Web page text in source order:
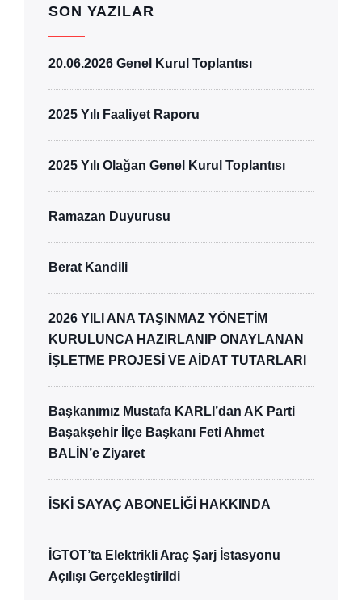
SON YAZILAR
20.06.2026 Genel Kurul Toplantısı
2025 Yılı Faaliyet Raporu
2025 Yılı Olağan Genel Kurul Toplantısı
Ramazan Duyurusu
Berat Kandili
2026 YILI ANA TAŞINMAZ YÖNETİM
KURULUNCA HAZIRLANIP ONAYLANAN
İŞLETME PROJESİ VE AİDAT TUTARLARI
Başkanımız Mustafa KARLI’dan AK Parti
Başakşehir İlçe Başkanı Feti Ahmet
BALİN’e Ziyaret
İSKİ SAYAÇ ABONELİĞİ HAKKINDA
İGTOT’ta Elektrikli Araç Şarj İstasyonu
Açılışı Gerçekleştirildi